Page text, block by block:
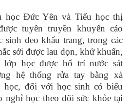
học Đức Yên và Tiểu học thị
tuyên truyền khuyến cáo
đeo khẩu trang, trong các
sởi được lau dọn, khử khuẩn,
lớp học được bố trí nước sát
hệ thống rửa tay bằng xà
học, đối với học sinh có biểu
nghỉhọc theo dõi sức khỏe tại